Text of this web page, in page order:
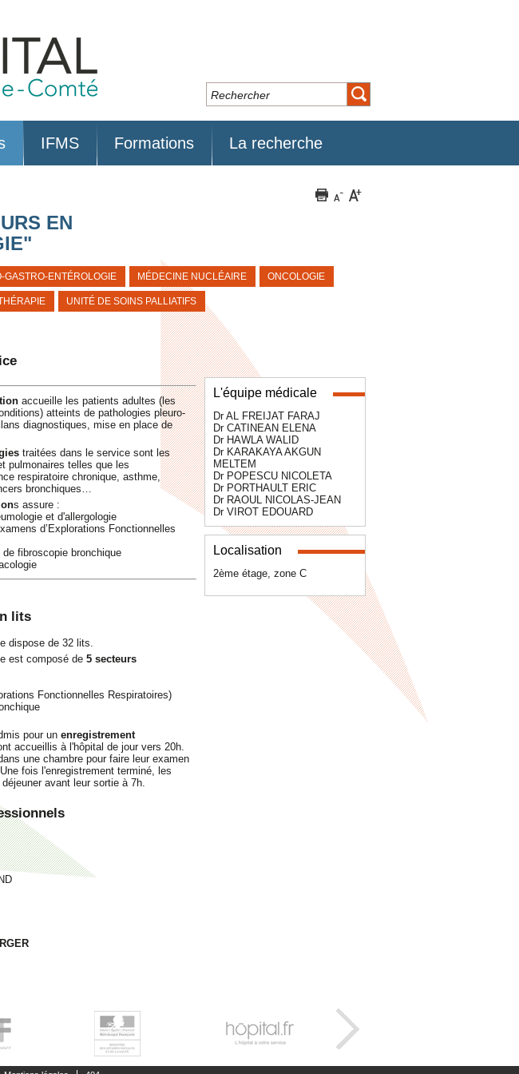
IFMS Formations La recherche
EN
GASTRO-ENTÉROLOGIE MÉDECINE NUCLÉAIRE ONCOLOGIE
UNITÉ DE SOINS PALLIATIFS
accueille les patients adultes (les
atteints de pathologies pleuro-
diagnostiques, mise en place de
traitées dans le service sont les
pulmonaires telles que les
respiratoire chronique, asthme,
bronchiques…
s assure :
et d'allergologie
d’Explorations Fonctionnelles
de fibroscopie bronchique
lits
dispose de 32 lits.
est composé de 5 secteurs
Fonctionnelles Respiratoires)
pour un enregistrement
accueillis à l'hôpital de jour vers 20h.
une chambre pour faire leur examen
fois l'enregistrement terminé, les
avant leur sortie à 7h.
L'équipe médicale
Dr AL FREIJAT FARAJ
Dr CATINEAN ELENA
Dr HAWLA WALID
Dr KARAKAYA AKGUN
MELTEM
Dr POPESCU NICOLETA
Dr PORTHAULT ERIC
Dr RAOUL NICOLAS-JEAN
Dr VIROT EDOUARD
Localisation
2ème étage, zone C